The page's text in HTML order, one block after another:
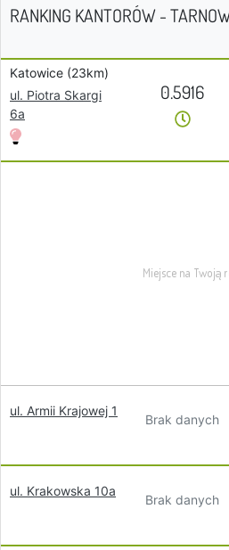
RANKING KANTORÓW -
Katowice (23km)
ul. Piotra Skargi
6a
0.5916
ul. Armii Krajowej 1
Brak danych
ul. Krakowska 10a
Brak danych